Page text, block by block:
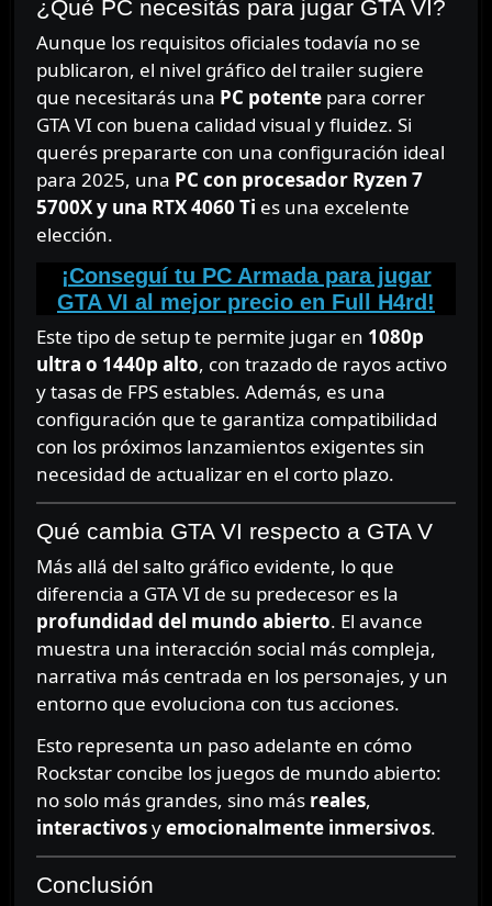
¿Qué PC necesitás para jugar GTA VI?
Aunque los requisitos oficiales todavía no se
publicaron, el nivel gráfico del trailer sugiere
que necesitarás una PC potentepara correr
GTA VI con buena calidad visual y fluidez. Si
querés prepararte con una configuración ideal
para 2025, una PC con procesador Ryzen 7
5700X y una RTX 4060 Ti es una excelente
elección.
¡Conseguí tu PC Armada para jugar
GTA VI al mejor precio en Full H4rd!
Este tipo de setup te permite jugar en 1080p
ultra o 1440p alto, con trazado de rayos activo
y tasas de FPS estables. Además, es una
configuración que te garantiza compatibilidad
con los próximos lanzamientos exigentes sin
necesidad de actualizar en el corto plazo.
Qué cambia GTA VI respecto a GTA V
Más allá del salto gráfico evidente, lo que
diferencia a GTA VI de su predecesor es la
profundidad del mundo abierto. El avance
muestra una interacción social más compleja,
narrativa más centrada en los personajes, y un
entorno que evoluciona con tus acciones.
Esto representa un paso adelante en cómo
Rockstar concibe los juegos de mundo abierto:
no solo más grandes, sino más reales,
interactivosyemocionalmente inmersivos.
Conclusión